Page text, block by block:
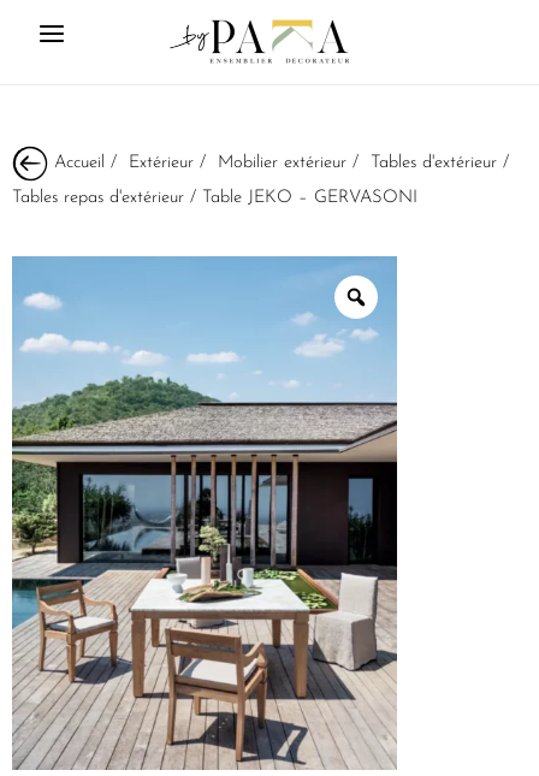
Accueil / Extérieur / Mobilier extérieur / Tables d'extérieur /
Tables repas d'extérieur / Table JEKO – GERVASONI